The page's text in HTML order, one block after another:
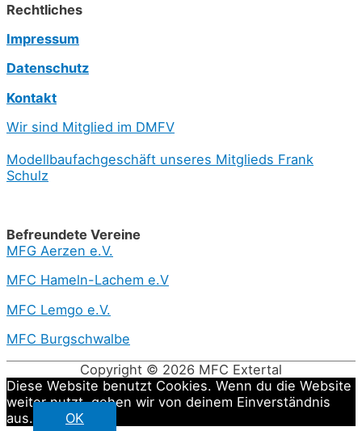
Rechtliches
Impressum
Datenschutz
Kontakt
Wir sind Mitglied im DMFV
Modellbaufachgeschäft unseres Mitglieds Frank
Schulz
Befreundete Vereine
MFG Aerzen e.V.
MFC Hameln-Lachem e.V
MFC Lemgo e.V.
MFC Burgschwalbe
Copyright © 2026 MFC Extertal
Diese Website benutzt Cookies. Wenn du die Website
weiter nutzt, gehen wir von deinem Einverständnis
aus.
OK